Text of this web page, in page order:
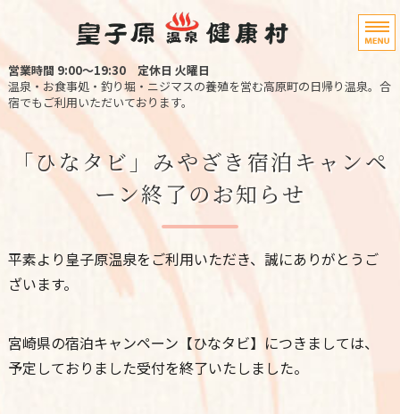
宮崎県高原町
営業時間 9:00〜19:30
定休日 火曜日
温泉・お食事処・釣り堀・ニジマスの養殖を営む高原町の日帰り温泉。合
宿でもご利用いただいております。
ホーム
温泉・宿泊
ニジマス釣り堀
アクセス
「ひなタビ」みやざき宿泊キャンペ
ーン終了のお知らせ
平素より皇子原温泉をご利用いただき、誠にありがとうご
ざいます。
宮崎県の宿泊キャンペーン【ひなタビ】につきましては、
予定しておりました受付を終了いたしました。